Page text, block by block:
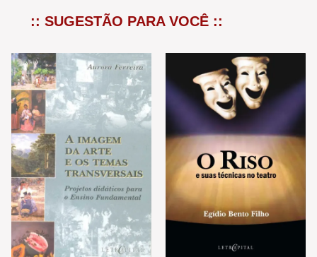
:: SUGESTÃO PARA VOCÊ ::